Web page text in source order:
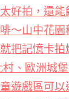
好拍，還能
～山中花園
把記憶卡拍
、歐洲城
遊戲區可以